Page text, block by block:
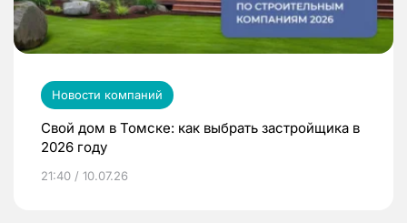
Новости компаний
Свой дом в Томске: как выбрать застройщика в
2026 году
21:40 / 10.07.26